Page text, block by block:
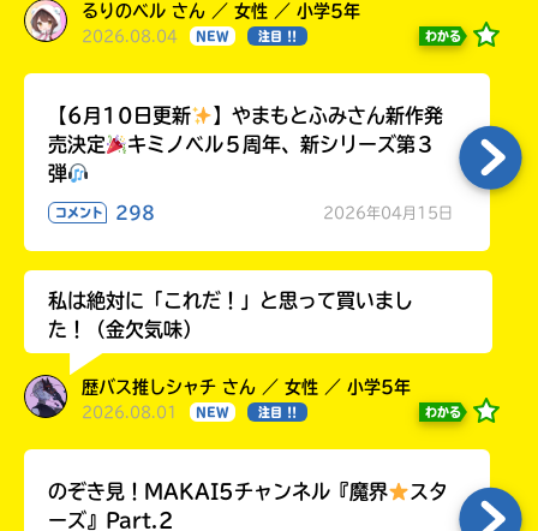
るりのベル さん ／ 女性 ／ 小学5年
2026.08.04 NEW 注目 !! わかる
【6月10日更新
】やまもとふみさん新作発
売決定
キミノベル５周年、新シリーズ第３
弾
コメント 298 2026年04月15日
私は絶対に「これだ！」と思って買いまし
た！（金欠気味）
歴バス推しシャチ さん ／ 女性 ／ 小学5年
2026.08.01 NEW 注目 !! わかる
のぞき見！MAKAI5チャンネル『魔界
スタ
ーズ』Part.2